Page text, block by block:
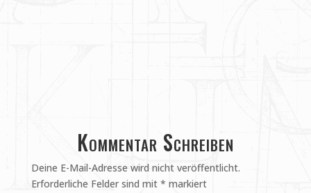
Kommentar Schreiben
Deine E-Mail-Adresse wird nicht veröffentlicht.
Erforderliche Felder sind mit * markiert